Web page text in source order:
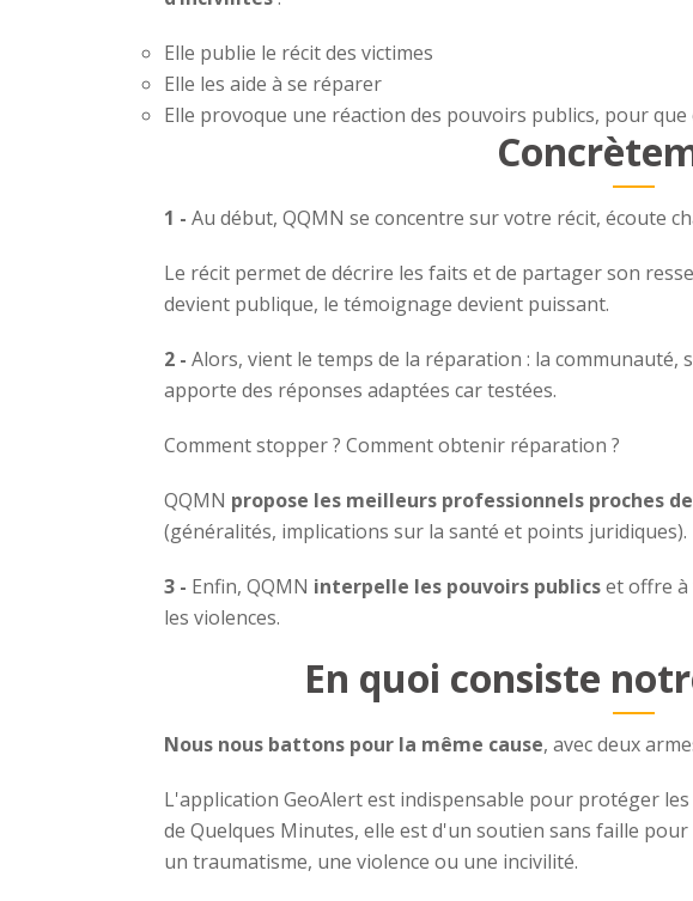
Elle publie le récit des victimes
Elle les aide à se réparer
Elle provoque une réaction des pouvoirs publics, pour
1 - Au début, QQMN se concentre sur votre récit, écoute
Le récit permet de décrire les faits et de partager son
devient publique, le témoignage devient puissant.
2 - Alors, vient le temps de la réparation : la communauté,
apporte des réponses adaptées car testées.
Comment stopper ? Comment obtenir réparation ?
QQMN propose les meilleurs professionnels proches
(généralités, implications sur la santé et points juridiques).
3 - Enfin, QQMN interpelle les pouvoirs publicset offre
les violences.
En quoi consiste
Nous nous battons pour la même cause, avec deux
L'application GeoAlert est indispensable pour protéger
de Quelques Minutes, elle est d'un soutien sans faille
un traumatisme, une violence ou une incivilité.